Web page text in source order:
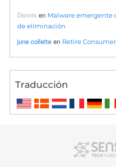
Dennis en Malware emergente
de eliminación
june collette en Retire
Traducción